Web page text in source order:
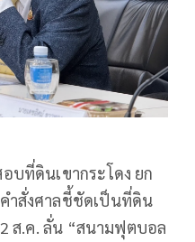
บที่ดินเขากระโดง ยก
ำสั่งศาลชี้ชัดเป็นที่ดิน
ส.ค. ลั่น “สนามฟุตบอล​